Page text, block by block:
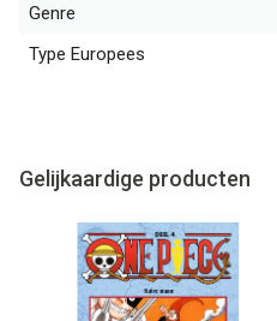
Genre
Type Europees
Gelijkaardige producten